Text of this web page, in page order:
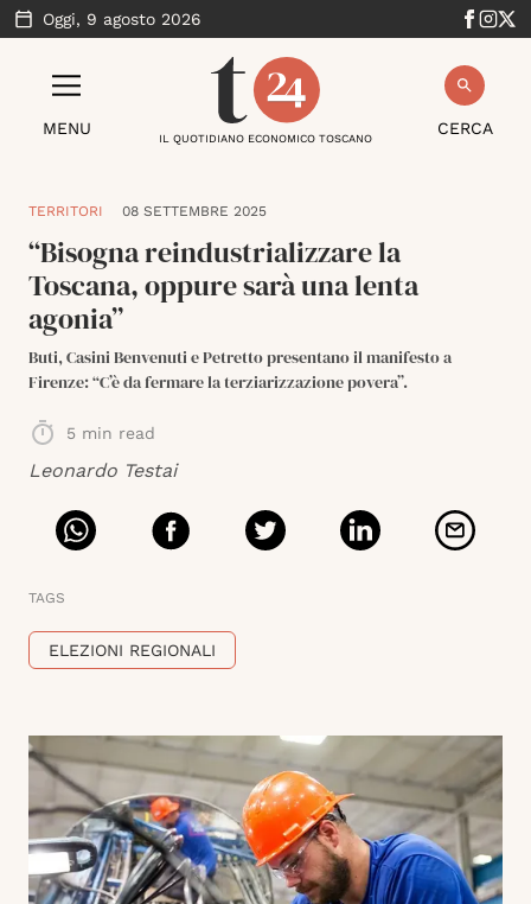
Oggi, 9 agosto 2026
MENU CERCA
IL QUOTIDIANO ECONOMICO TOSCANO
TERRITORI 08 SETTEMBRE 2025
“Bisogna reindustrializzare la
Toscana, oppure sarà una lenta
agonia”
Buti, Casini Benvenuti e Petretto presentano il manifesto a
Firenze: “C’è da fermare la terziarizzazione povera”.
5 min read
Leonardo Testai
TAGS
ELEZIONI REGIONALI